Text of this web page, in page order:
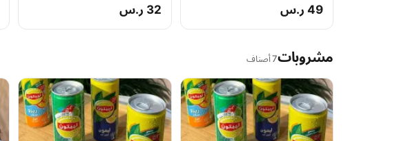
49 ر.س 32 ر.س
مشروبات7 أصناف